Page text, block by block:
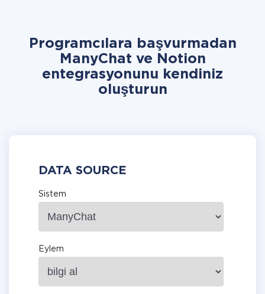
Programcılara başvurmadan
ManyChat ve Notion
entegrasyonunu kendiniz
oluşturun
DATA SOURCE
Sistem
Eylem